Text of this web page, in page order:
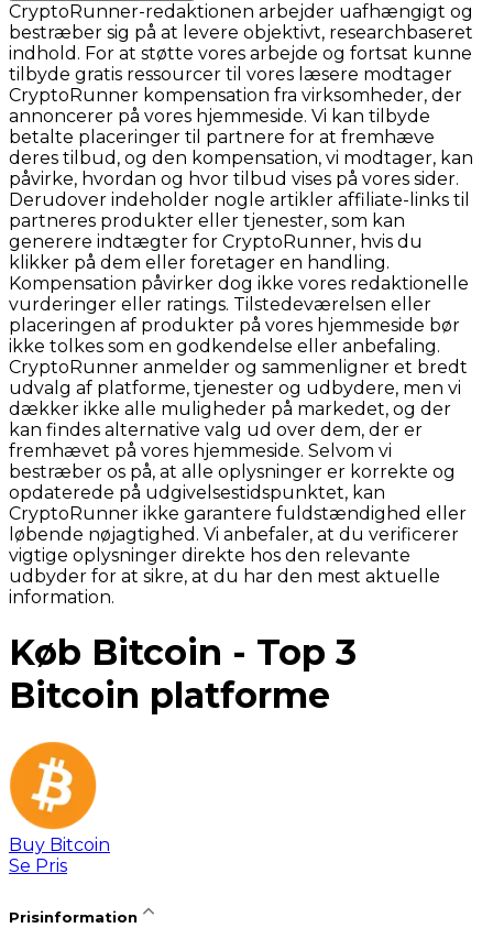
CryptoRunner-redaktionen arbejder uafhængigt og
bestræber sig på at levere objektivt, researchbaseret
indhold. For at støtte vores arbejde og fortsat kunne
tilbyde gratis ressourcer til vores læsere modtager
CryptoRunner kompensation fra virksomheder, der
annoncerer på vores hjemmeside. Vi kan tilbyde
betalte placeringer til partnere for at fremhæve
deres tilbud, og den kompensation, vi modtager, kan
påvirke, hvordan og hvor tilbud vises på vores sider.
Derudover indeholder nogle artikler affiliate-links til
partneres produkter eller tjenester, som kan
generere indtægter for CryptoRunner, hvis du
klikker på dem eller foretager en handling.
Kompensation påvirker dog ikke vores redaktionelle
vurderinger eller ratings. Tilstedeværelsen eller
placeringen af produkter på vores hjemmeside bør
ikke tolkes som en godkendelse eller anbefaling.
CryptoRunner anmelder og sammenligner et bredt
udvalg af platforme, tjenester og udbydere, men vi
dækker ikke alle muligheder på markedet, og der
kan findes alternative valg ud over dem, der er
fremhævet på vores hjemmeside. Selvom vi
bestræber os på, at alle oplysninger er korrekte og
opdaterede på udgivelsestidspunktet, kan
CryptoRunner ikke garantere fuldstændighed eller
løbende nøjagtighed. Vi anbefaler, at du verificerer
vigtige oplysninger direkte hos den relevante
udbyder for at sikre, at du har den mest aktuelle
information.
Køb Bitcoin - Top 3
Bitcoin platforme
Buy Bitcoin
Se Pris
Prisinformation